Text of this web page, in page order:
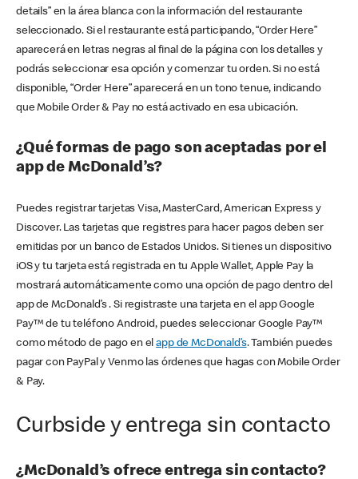
details” en la área blanca con la información del restaurante
seleccionado. Si el restaurante está participando, “Order Here”
aparecerá en letras negras al final de la página con los detalles y
podrás seleccionar esa opción y comenzar tu orden. Si no está
disponible, “Order Here” aparecerá en un tono tenue, indicando
que Mobile Order & Pay no está activado en esa ubicación.
¿Qué formas de pago son aceptadas por el
app de McDonald’s?
Puedes registrar tarjetas Visa, MasterCard, American Express y
Discover. Las tarjetas que registres para hacer pagos deben ser
emitidas por un banco de Estados Unidos. Si tienes un dispositivo
iOS y tu tarjeta está registrada en tu Apple Wallet, Apple Pay la
mostrará automáticamente como una opción de pago dentro del
app de McDonald’s . Si registraste una tarjeta en el app Google
Pay™ de tu teléfono Android, puedes seleccionar Google Pay™
como método de pago en elapp de McDonald’s. También puedes
pagar con PayPal y Venmo las órdenes que hagas con Mobile Order
& Pay.
Curbside y entrega sin contacto
¿McDonald’s ofrece entrega sin contacto?